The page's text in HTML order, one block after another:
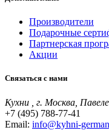
Производители
Подарочные
Партнерская
Акции
Связаться с нами
Кухни , г. Москва,
+7 (495) 788-77-41
Email: info@kyhni-